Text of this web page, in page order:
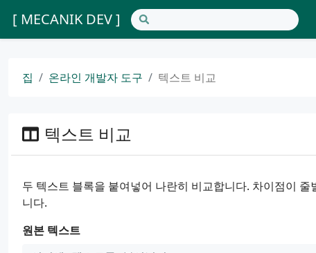
[ MECANIK DEV ]
집 온라인 개발자 도구 텍스트 비교
텍스트 비교
두 텍스트 블록을 붙여넣어 나란히 비교합니다. 차이점이
니다.
원본 텍스트